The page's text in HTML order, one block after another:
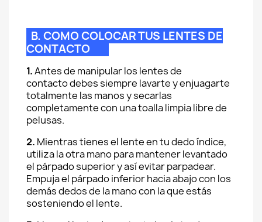
B. COMO COLOCAR TUS LENTES DE
CONTACTO
1.Antes de manipular los lentes de
contacto debes siempre lavarte y enjuagarte
totalmente las manos y secarlas
completamente con una toalla limpia libre de
pelusas.
2. Mientras tienes el lente en tu dedo índice,
utiliza la otra mano para mantener levantado
el párpado superior y así evitar parpadear.
Empuja el párpado inferior hacia abajo con los
demás dedos de la mano con la que estás
sosteniendo el lente.